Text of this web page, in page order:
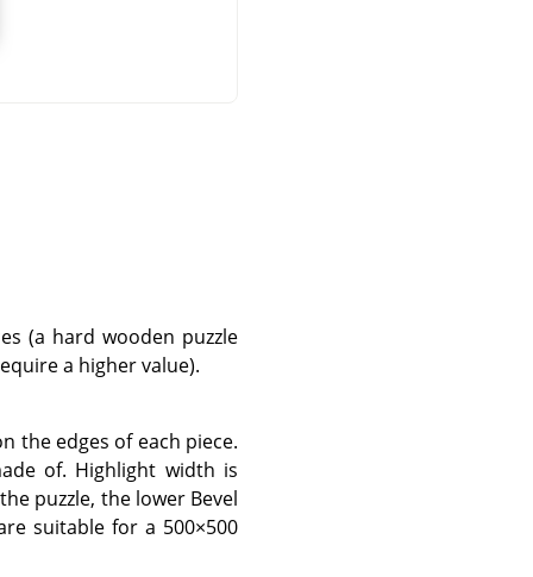
(a hard wooden puzzle
a higher value).
the edges of each piece.
of. Highlight width is
puzzle, the lower Bevel
suitable for a 500×500